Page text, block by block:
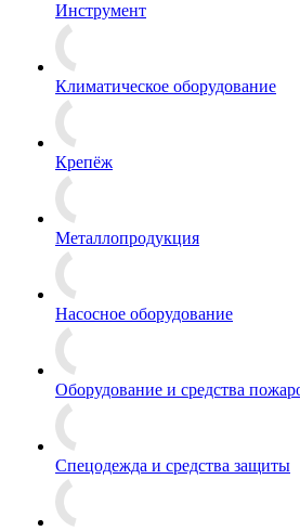
Инструмент
Климатическое оборудование
Крепёж
Металлопродукция
Насосное оборудование
Оборудование и средства
Спецодежда и средства защиты